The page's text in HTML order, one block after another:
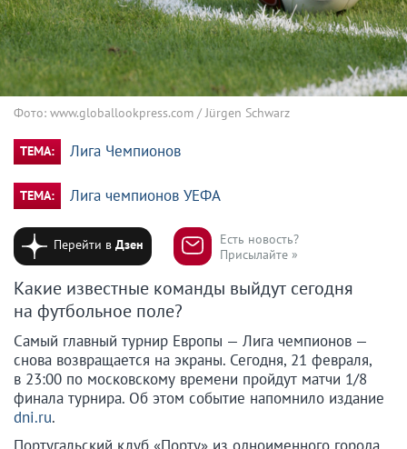
Фото: www.globallookpress.com / Jürgen Schwarz
ТЕМА: Лига Чемпионов
ТЕМА: Лига чемпионов УЕФА
Перейти вДзен
Есть новость?
Присылайте »
Какие известные команды выйдут сегодня
на футбольное поле?
Самый главный турнир Европы — Лига чемпионов —
снова возвращается на экраны. Сегодня, 21 февраля,
в 23:00 по московскому времени пройдут матчи 1/8
финала турнира. Об этом событие напомнило издание
dni.ru.